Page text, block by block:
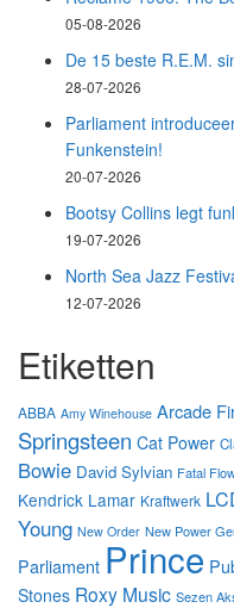
05-08-2026
De 15 beste R.E.M.
28-07-2026
Parliament
Funkenstein!
20-07-2026
Bootsy Collins legt
19-07-2026
North Sea Jazz
12-07-2026
Etiketten
ABBA Amy Winehouse Arcade
Springsteen Cat Power
Bowie David Sylvian Fatal
Kendrick Lamar Kraftwerk
Young New Order New Power
Parliament Prince
Stones Roxy Music Sezen